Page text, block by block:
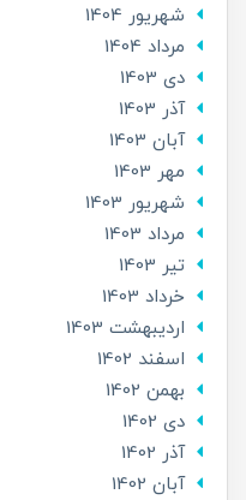
شهریور 1404
مرداد 1404
دی 1403
آذر 1403
آبان 1403
مهر 1403
شهریور 1403
مرداد 1403
تير 1403
خرداد 1403
ارديبهشت 1403
اسفند 1402
بهمن 1402
دی 1402
آذر 1402
آبان 1402